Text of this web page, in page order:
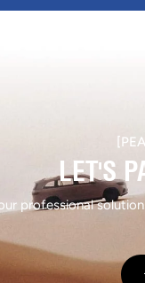
LET'S
professional